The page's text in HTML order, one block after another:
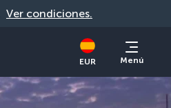
Ver condiciones.
EUR Menú